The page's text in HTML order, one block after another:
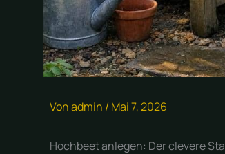
Vonadmin / Mai 7, 2026
Hochbeet anlegen: Der clevere